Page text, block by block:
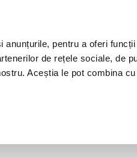
pentru a oferi
de rețele sociale, de
Aceștia le pot combina